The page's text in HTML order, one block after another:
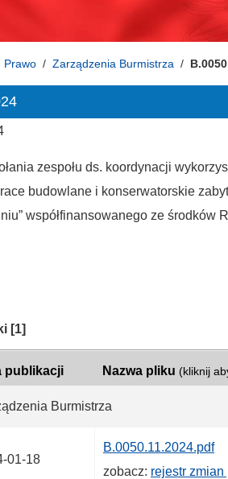
Prawo Zarządzenia Burmistrza
zespołu ds. koordynacji
budowlane i konserwatorskie
współfinansowanego ze środków
[1]
publikacji Nazwa pliku (kliknij
Burmistrza
01-18
B.0050.11.2024.pdf
zobacz: rejestr zmian